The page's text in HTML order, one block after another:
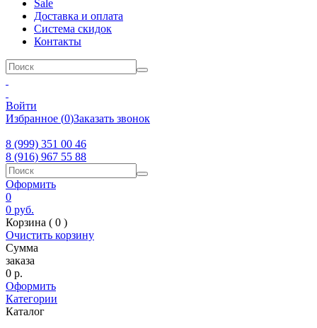
Sale
Доставка и оплата
Система скидок
Контакты
Войти
Избранное (0)Заказать звонок
8 (999) 351 00 46
8 (916) 967 55 88
Оформить
0
0 руб.
Корзина ( 0 )
Очистить корзину
Сумма
заказа
0 р.
Оформить
Категории
Каталог